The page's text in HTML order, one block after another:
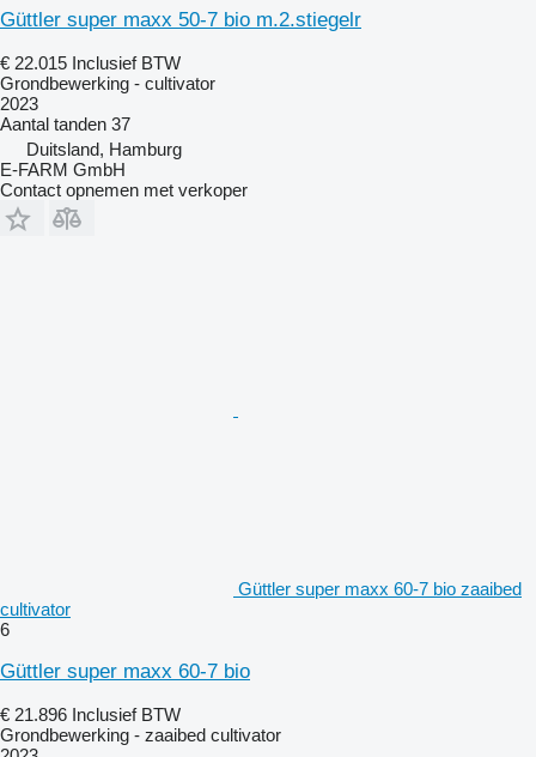
Güttler super maxx 50-7 bio m.2.stiegelr
€ 22.015 Inclusief BTW
Grondbewerking - cultivator
2023
Aantal tanden 37
Duitsland, Hamburg
E-FARM GmbH
Contact opnemen met verkoper
Güttler super maxx 60-7 bio zaaibed
cultivator
6
Güttler super maxx 60-7 bio
€ 21.896 Inclusief BTW
Grondbewerking - zaaibed cultivator